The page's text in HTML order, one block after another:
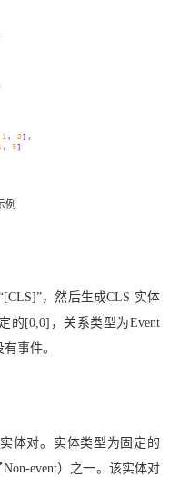
例
，然后生成CLS 实体
的[0,0]，关系类型为Event
事件。
体对。实体类型为固定的
event）之一。该实体对